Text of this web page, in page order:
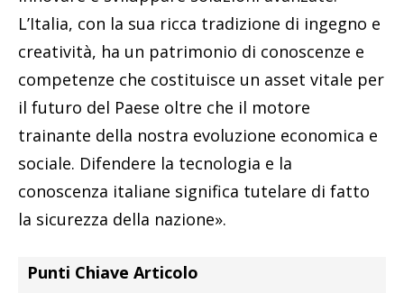
L’Italia, con la sua ricca tradizione di ingegno e
creatività, ha un patrimonio di conoscenze e
competenze che costituisce un asset vitale per
il futuro del Paese oltre che il motore
trainante della nostra evoluzione economica e
sociale. Difendere la tecnologia e la
conoscenza italiane significa tutelare di fatto
la sicurezza della nazione».
Punti Chiave Articolo